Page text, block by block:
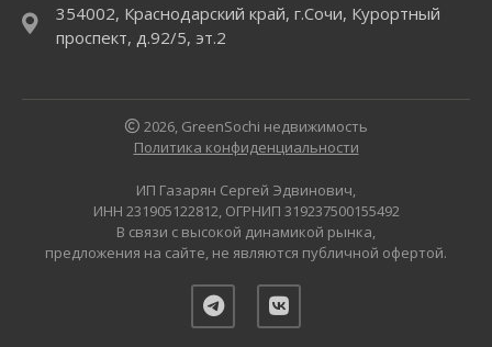
354002, Краснодарский край, г.Сочи, Курортный
проспект, д.92/5, эт.2
2026, GreenSochi недвижимость
Политика конфиденциальности
ИП Газарян Сергей Эдвинович,
ИНН 231905122812, ОГРНИП 319237500155492
В связи с высокой динамикой рынка,
предложения на сайте, не являются публичной офертой.